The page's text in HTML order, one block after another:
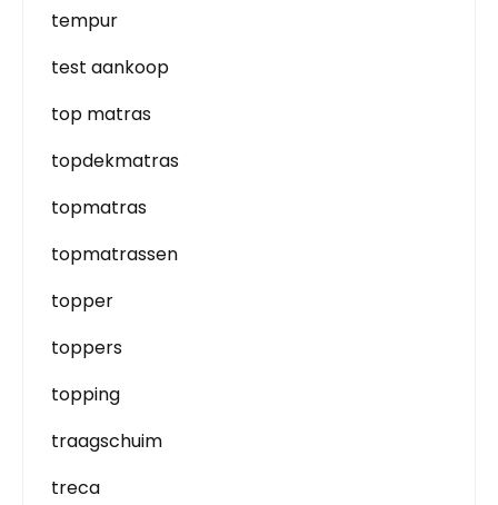
tempur
test aankoop
top matras
topdekmatras
topmatras
topmatrassen
topper
toppers
topping
traagschuim
treca